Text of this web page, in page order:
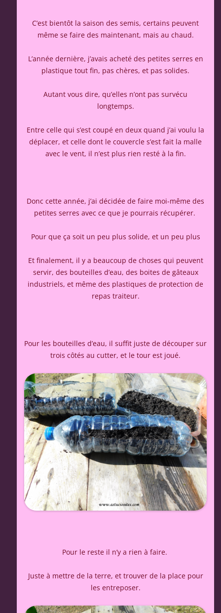
C’est bientôt la saison des semis, certains peuvent
même se faire des maintenant, mais au chaud.
L’année dernière, j’avais acheté des petites serres en
plastique tout fin, pas chères, et pas solides.
Autant vous dire, qu’elles n’ont pas survécu
longtemps.
Entre celle qui s’est coupé en deux quand j’ai voulu la
déplacer, et celle dont le couvercle s’est fait la malle
avec le vent, il n’est plus rien resté à la fin.
Donc cette année, j’ai décidée de faire moi-même des
petites serres avec ce que je pourrais récupérer.
Pour que ça soit un peu plus solide, et un peu plus
Et finalement, il y a beaucoup de choses qui peuvent
servir, des bouteilles d’eau, des boites de gâteaux
industriels, et même des plastiques de protection de
repas traiteur.
Pour les bouteilles d’eau, il suffit juste de découper sur
trois côtés au cutter, et le tour est joué.
Pour le reste il n’y a rien à faire.
Juste à mettre de la terre, et trouver de la place pour
les entreposer.